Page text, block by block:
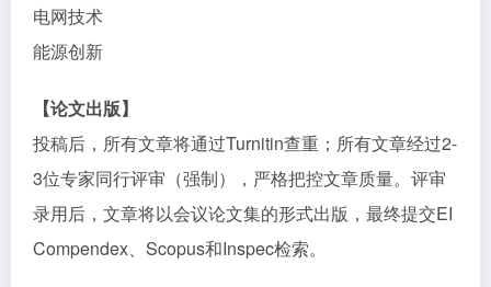
电网技术
能源创新
【论文出版】
投稿后，所有文章将通过Turnitin查重；所有文章经过2-
3位专家同行评审（强制），严格把控文章质量。评审
录用后，文章将以会议论文集的形式出版，最终提交EI
Compendex、Scopus和Inspec检索。